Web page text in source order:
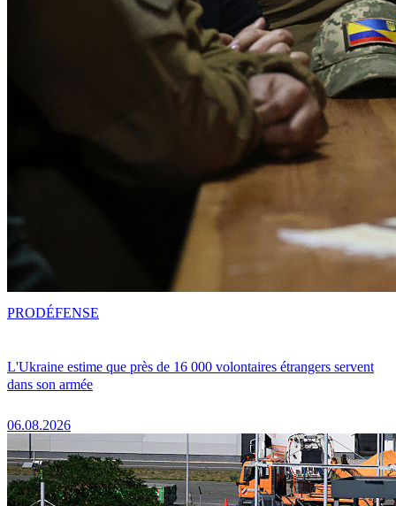
L'Ukraine estime que près de 16 000 volontaires étrangers servent
dans son armée
06.08.2026
PRODÉFENSE